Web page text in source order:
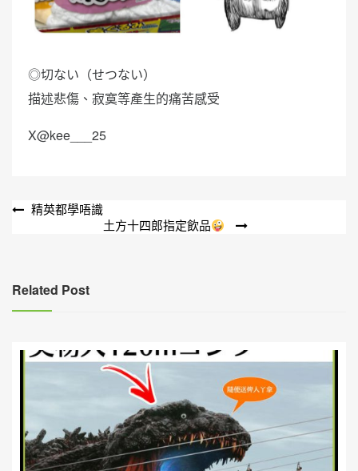
◎切ない（せつない）
描述悲傷、寂寞等產生的痛苦感受
X@kee___25
文
覽
精英都學唔識
土方十四郎指定飲品
Related Post